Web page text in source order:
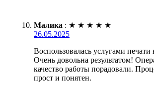
Малика : ★ ★ ★ ★ ★
26.05.2025
Воспользовалась услугами печати
Очень довольна результатом!
качество работы порадовали.
прост и понятен.